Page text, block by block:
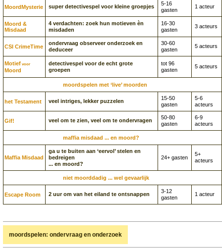
Moord­Mysterie super detectivespel voor kleine groepjes
5-16
gasten
1 acteur
Moord &
Misdaad
4 verdachten: zoek hun motieven èn
misdaden
16-30
gasten
3 acteurs
CSI CrimeTime
ondervraag observeer onderzoek en
deduceer
30-60
gasten
5 acteurs
Motief voor
Moord
detectivespel voor de echt grote
groepen
tot 96
gasten
5 acteurs
moordspelen met ‘live’ moorden
het Testament veel intriges, lekker puzzelen
15-50
gasten
5-6
acteurs
Gif! veel om te zien, veel om te ondervragen
50-80
gasten
6-9
acteurs
maffia misdaad ... en moord?
Maffia Misdaad
ga u te buiten aan ‘eervol’ stelen en
bedreigen
... en moord?
24+ gasten
5+
acteurs
niet moorddadig ... wel gevaarlijk
Escape Room 2 uur om van het eiland te ontsnappen
3-12
gasten
1 acteur
moordspelen: ondervraag en onderzoek